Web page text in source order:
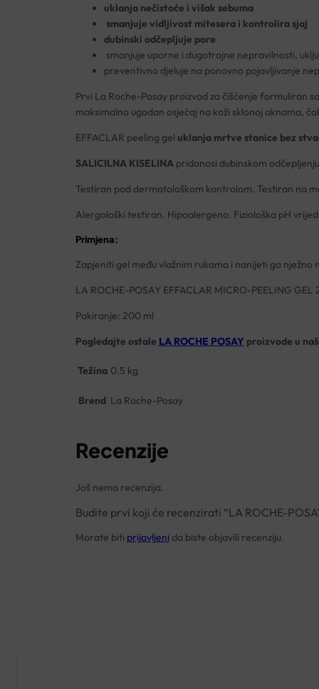
uklanja nečistoće i višak sebuma
smanjuje vidljivost mitesera i kontrolira sjaj
dubinski odčepljuje pore
smanjuje uporne i dugotrajne nepravilnosti,
preventivno djeluje na ponovno pojavljivanje
Prvi La Roche-Posay proizvod za čišćenje formuliran
maksimalno ugodan osjećaj na koži sklonoj aknama,
EFFACLAR peeling gel uklanja mrtve stanice bez
SALICILNA KISELINApridonosi dubinskom
Testiran pod dermatološkom kontrolom. Testiran na
Alergološki testiran. Hipoalergeno. Fiziološka pH
Primjena:
Zapjeniti gel među vlažnim rukama i nanijeti ga nježno
LA ROCHE-POSAY EFFACLAR MICRO-PEELING GEL
Pakiranje: 200 ml
Pogledajte ostale LA ROCHE POSAY proizvode u
Težina 0.5 kg
Brend La Roche-Posay
Recenzije
Još nema recenzija.
Budite prvi koji će recenzirati “LA ROCHE-
Morate biti prijavljeni da biste objavili recenziju.